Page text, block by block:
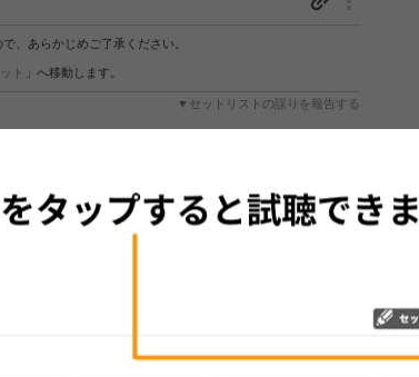
、あらかじめご了承ください。
ト 」へ移動します。
▼セットリストの誤りを報告する